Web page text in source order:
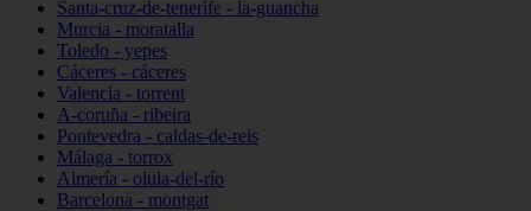
Santa-cruz-de-tenerife - la-guancha
Murcia - moratalla
Toledo - yepes
Cáceres - cáceres
Valencia - torrent
A-coruña - ribeira
Pontevedra - caldas-de-reis
Málaga - torrox
Almería - olula-del-río
Barcelona - montgat